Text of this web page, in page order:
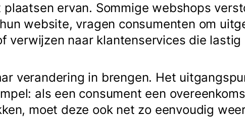
ervan. Sommige webshops
website, vragen consumenten om
verwijzen naar klantenservices die
verandering in brengen. Het
als een consument een
moet deze ook net zo eenvoudig